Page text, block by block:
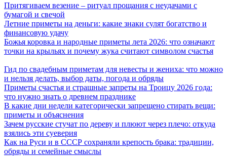
Притягиваем везение – ритуал прощания с неудачами с
бумагой и свечой
Летние приметы на деньги: какие знаки сулят богатство и
финансовую удачу
Божья коровка и народные приметы лета 2026: что означают
точки на крыльях и почему жука считают символом счастья
Гид по свадебным приметам для невесты и жениха: что можно
и нельзя делать, выбор даты, погода и обряды
Приметы счастья и страшные запреты на Троицу 2026 года:
что нужно знать о древнем празднике
В какие дни недели категорически запрещено стирать вещи:
приметы и объяснения
Зачем русские стучат по дереву и плюют через плечо: откуда
взялись эти суеверия
Как на Руси и в СССР сохраняли крепость брака: традиции,
обряды и семейные смыслы